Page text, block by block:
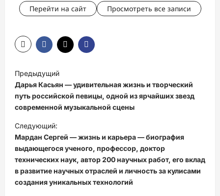
Перейти на сайт Просмотреть все записи
Н
а
в
и
г
а
ц
и
я
Предыдущий
Дарья Касьян — удивительная жизнь и творческий
путь российской певицы, одной из ярчайших звезд
современной музыкальной сцены
Следующий:
Мардан Сергей — жизнь и карьера — биография
выдающегося ученого, профессор, доктор
технических наук, автор 200 научных работ, его вклад
в развитие научных отраслей и личность за кулисами
создания уникальных технологий